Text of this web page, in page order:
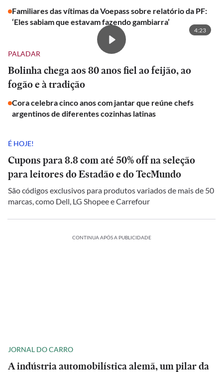
Familiares das vítimas da Voepass sobre relatório da PF:
‘Eles sabiam que estavam fazendo gambiarra’
4:23
PALADAR
Bolinha chega aos 80 anos fiel ao feijão, ao
fogão e à tradição
Cora celebra cinco anos com jantar que reúne chefs
argentinos de diferentes cozinhas latinas
É HOJE!
Cupons para 8.8 com até 50% off na seleção
para leitores do Estadão e do TecMundo
São códigos exclusivos para produtos variados de mais de 50
marcas, como Dell, LG Shopee e Carrefour
CONTINUA APÓS A PUBLICIDADE
JORNAL DO CARRO
A indústria automobilística alemã, um pilar da